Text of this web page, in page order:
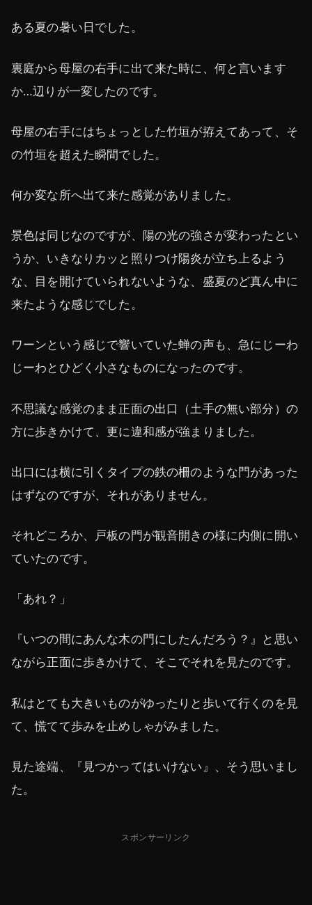
ある夏の暑い日でした。
裏庭から母屋の右手に出て来た時に、何と言います
か…辺りが一変したのです。
母屋の右手にはちょっとした竹垣が拵えてあって、そ
の竹垣を超えた瞬間でした。
何か変な所へ出て来た感覚がありました。
景色は同じなのですが、陽の光の強さが変わったとい
うか、いきなりカッと照りつけ陽炎が立ち上るよう
な、目を開けていられないような、盛夏のど真ん中に
来たような感じでした。
ワーンという感じで響いていた蝉の声も、急にじーわ
じーわとひどく小さなものになったのです。
不思議な感覚のまま正面の出口（土手の無い部分）の
方に歩きかけて、更に違和感が強まりました。
出口には横に引くタイプの鉄の柵のような門があった
はずなのですが、それがありません。
それどころか、戸板の門が観音開きの様に内側に開い
ていたのです。
「あれ？」
『いつの間にあんな木の門にしたんだろう？』と思い
ながら正面に歩きかけて、そこでそれを見たのです。
私はとても大きいものがゆったりと歩いて行くのを見
て、慌てて歩みを止めしゃがみました。
見た途端、『見つかってはいけない』、そう思いまし
た。
スポンサーリンク